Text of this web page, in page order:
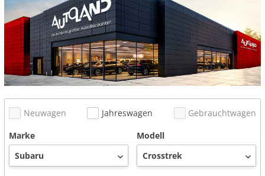
Neuwagen Jahreswagen
Gebrauchtwagen
Marke
Modell